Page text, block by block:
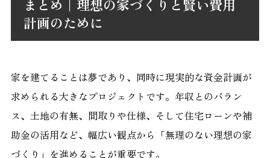
まとめ｜理想の家づくりと賢い費用
計画のために
家を建てることは夢であり、同時に現実的な資金計画が
求められる大きなプロジェクトです。年収とのバラン
ス、土地の有無、間取りや仕様、そして住宅ローンや補
助金の活用など、幅広い観点から「無理のない理想の家
づくり」を進めることが重要です。